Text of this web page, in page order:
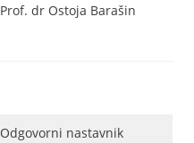
Prof. dr Ostoja Barašin
Odgovorni nastavnik